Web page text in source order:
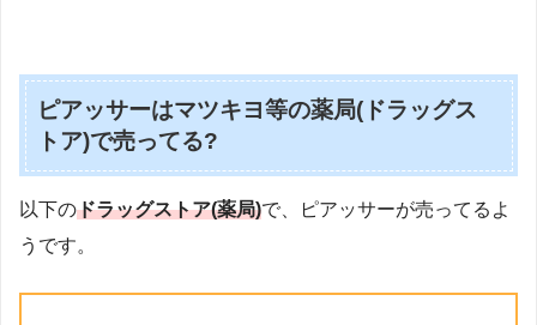
ピアッサーはマツキヨ等の薬局(ドラッグス
トア)で売ってる?
以下のドラッグストア(薬局)で、ピアッサーが売ってるよ
うです。